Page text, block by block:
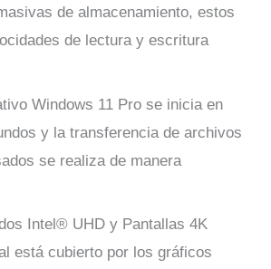
de almacenamiento, estos
de lectura y escritura
Windows 11 Pro se inicia en
y la transferencia de archivos
se realiza de manera
Intel® UHD y Pantallas 4K
está cubierto por los gráficos